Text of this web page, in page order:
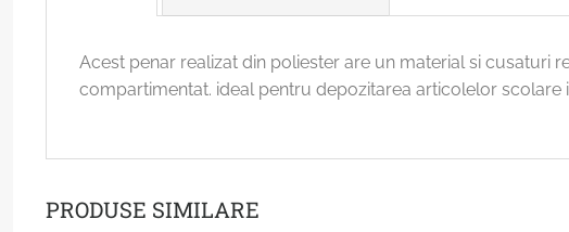
Acest penar realizat din poliester are un material si cusaturi
compartimentat. ideal pentru depozitarea articolelor scolare
PRODUSE SIMILARE